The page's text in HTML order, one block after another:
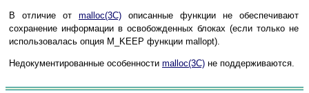
В отличие от malloc(3C) описанные функции не обеспечивают
сохранение информации в освобожденных блоках (если только не
использовалась опция M_KEEP функции mallopt).
Недокументированные особенности malloc(3C) не поддерживаются.